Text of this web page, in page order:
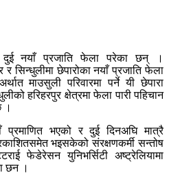
दुई नयाँ प्रजाति फेला परेका छन् ।
सिन्धुलीमा छेपारोका नयाँ प्रजाति फेला
माउसुली परिवारमा पर्ने यी छेपारा
हरिहरपुर क्षेत्रमा फेला पारी पहिचान
।
प्रमाणित भएको र दुई दिनअघि मात्रै
भइसकेको संरक्षणकर्मी सन्तोष
फेडेरेसन युनिभर्सिटी अष्ट्रेलियामा
छन ।